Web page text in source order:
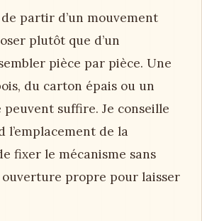
partir d’un mouvement
plutôt que d’un
pièce par pièce. Une
du carton épais ou un
suffire. Je conseille
l’emplacement de la
fixer le mécanisme sans
ouverture propre pour laisser